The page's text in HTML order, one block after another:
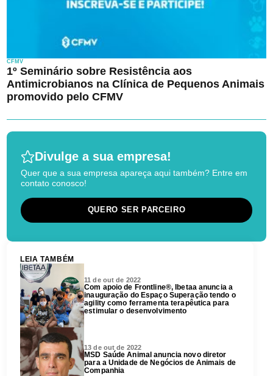
CFMV
1º Seminário sobre Resistência aos
Antimicrobianos na Clínica de Pequenos Animais
promovido pelo CFMV
Divulge a sua empresa!
Quer que a sua empresa apareça aqui também? Entre em
contato conosco!
QUERO SER PARCEIRO
LEIA TAMBÉM
11 de out de 2022
Com apoio de Frontline®, Ibetaa anuncia a
inauguração do Espaço Superação tendo o
agility como ferramenta terapêutica para
estimular o desenvolvimento
13 de out de 2022
MSD Saúde Animal anuncia novo diretor
para a Unidade de Negócios de Animais de
Companhia